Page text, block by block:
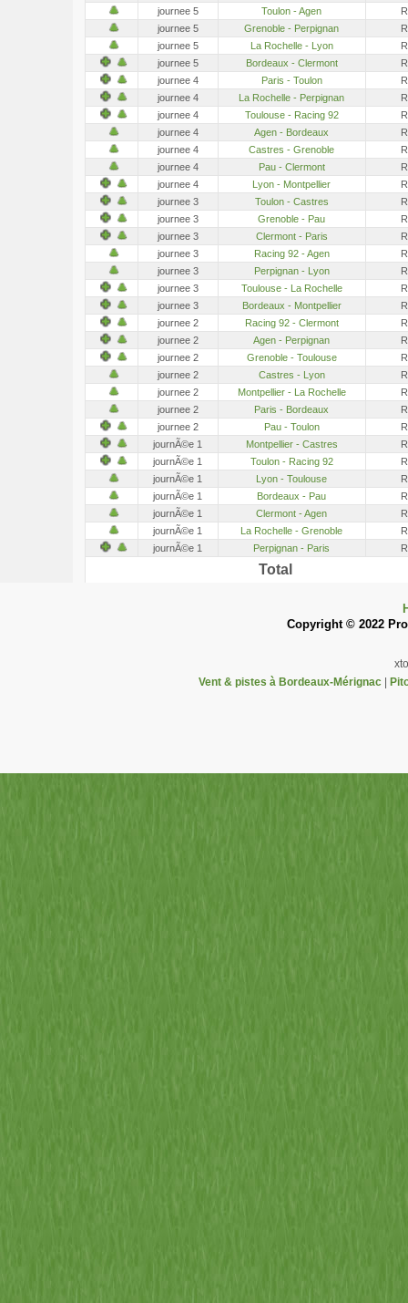
journee 5
Toulon - Agen
journee 5
Grenoble - Perpignan
journee 5
La Rochelle - Lyon
journee 5
Bordeaux - Clermont
journee 4
Paris - Toulon
journee 4
La Rochelle - Perpignan
journee 4
Toulouse - Racing 92
journee 4
Agen - Bordeaux
journee 4
Castres - Grenoble
journee 4
Pau - Clermont
journee 4
Lyon - Montpellier
journee 3
Toulon - Castres
journee 3
Grenoble - Pau
journee 3
Clermont - Paris
journee 3
Racing 92 - Agen
journee 3
Perpignan - Lyon
journee 3
Toulouse - La Rochelle
journee 3
Bordeaux - Montpellier
journee 2
Racing 92 - Clermont
journee 2
Agen - Perpignan
journee 2
Grenoble - Toulouse
journee 2
Castres - Lyon
journee 2
Montpellier - La Rochelle
journee 2
Paris - Bordeaux
journee 2
Pau - Toulon
journÃ©e 1
Montpellier - Castres
journÃ©e 1
Toulon - Racing 92
journÃ©e 1
Lyon - Toulouse
journÃ©e 1
Bordeaux - Pau
journÃ©e 1
Clermont - Agen
journÃ©e 1
La Rochelle - Grenoble
journÃ©e 1
Perpignan - Paris
Total
Copyright © 2022
Vent & pistes à Bordeaux-Mérignac|